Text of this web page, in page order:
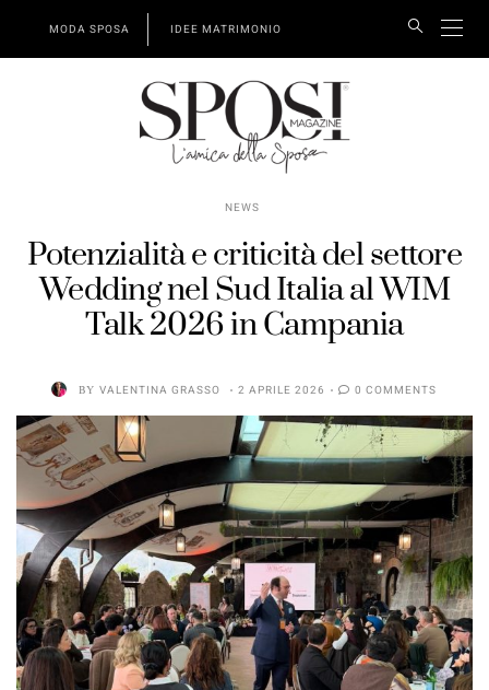
MODA SPOSA IDEE MATRIMONIO
NEWS
Potenzialità e criticità del settore
Wedding nel Sud Italia al WIM
Talk 2026 in Campania
BY VALENTINA GRASSO 2 APRILE 2026 0 COMMENTS